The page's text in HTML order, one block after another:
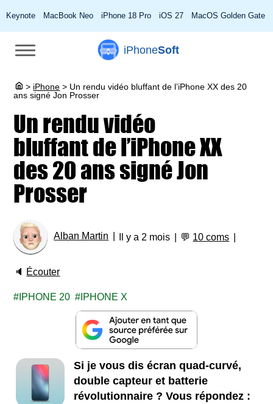
Keynote MacBook Neo iPhone 18 Pro iOS 27 MacOS Golden Gate
iPhoneSoft
> iPhone > Un rendu vidéo bluffant de l’iPhone XX des 20
ans signé Jon Prosser
Un rendu vidéo
bluffant de l’iPhone XX
des 20 ans signé Jon
Prosser
Alban Martin Il y a 2 mois 💬 10 coms
🔈 Écouter
IPHONE 20 IPHONE X
Si je vous dis écran quad-curvé,
double capteur et batterie
révolutionnaire ? Vous répondez :